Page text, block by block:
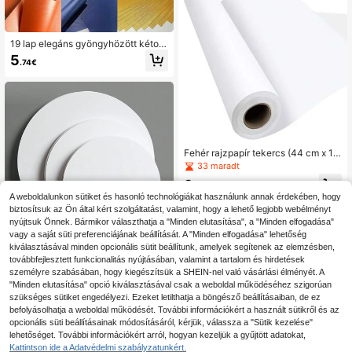
19 lap elegáns gyöngyhözött kétold
alas kartonlap (több színben is elér
hető) - gyöngyhözött papír/A4-A5
tyákhoz, scrapbookhoz, karácsonyi
dekorációkhoz és parti kellékekhez
5.74€
20 lap kiváló minőségű kör alakú k
arton origami lapok, 230 g/m2-es k
erek kartonlapok, alkalmas barkács
oláshoz, festéshez, művészeti proje
ktekhez és vázlatkészítéshez, vast
ag és kemény anyagokhoz – három
méret közül választhat
24 maradt
5.42€ -2% 5.58€
Fehér rajzpapír tekercs (44 cm x 10
méter) Festőállvány papírtekercs cs
ere festéshez, csomagoláshoz, fali
ándékcsomagoláshoz
33 maradt
9
A weboldalunkon sütiket és hasonló technológiákat használunk annak érdekében, hogy
biztosítsuk az Ön által kért szolgáltatást, valamint, hogy a lehető legjobb webélményt
nyújtsuk Önnek. Bármikor választhatja a "Minden elutasítása", a "Minden elfogadása"
vagy a saját süti preferenciájának beállítását. A "Minden elfogadása" lehetőség
kiválasztásával minden opcionális sütit beállítunk, amelyek segítenek az elemzésben,
továbbfejlesztett funkcionalitás nyújtásában, valamint a tartalom és hirdetések
személyre szabásában, hogy kiegészítsük a SHEIN-nel való vásárlási élményét. A
"Minden elutasítása" opció kiválasztásával csak a weboldal működéséhez szigorúan
szükséges sütiket engedélyezi. Ezeket letilthatja a böngésző beállításaiban, de ez
befolyásolhatja a weboldal működését. További információkért a használt sütikről és az
opcionális süti beállításainak módosításáról, kérjük, válassza a "Sütik kezelése"
lehetőséget. További információkért arról, hogyan kezeljük a gyűjtött adatokat,
Kattintson ide a Adatvédelmi szabályzatunkért.